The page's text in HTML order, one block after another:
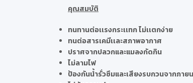
คุณสมบัติ
ทนทานต่อเเรงกระเเทก ไม่เเตกง่าย
ทนต่อสารเคมีเเละสภาพอากาศ
ปราศจากปลวกและแมลงกัดกิน
ไม่ลามไฟ
ป้องกันน้ำรั่วซึมและเสียงรบกวนจากภาย